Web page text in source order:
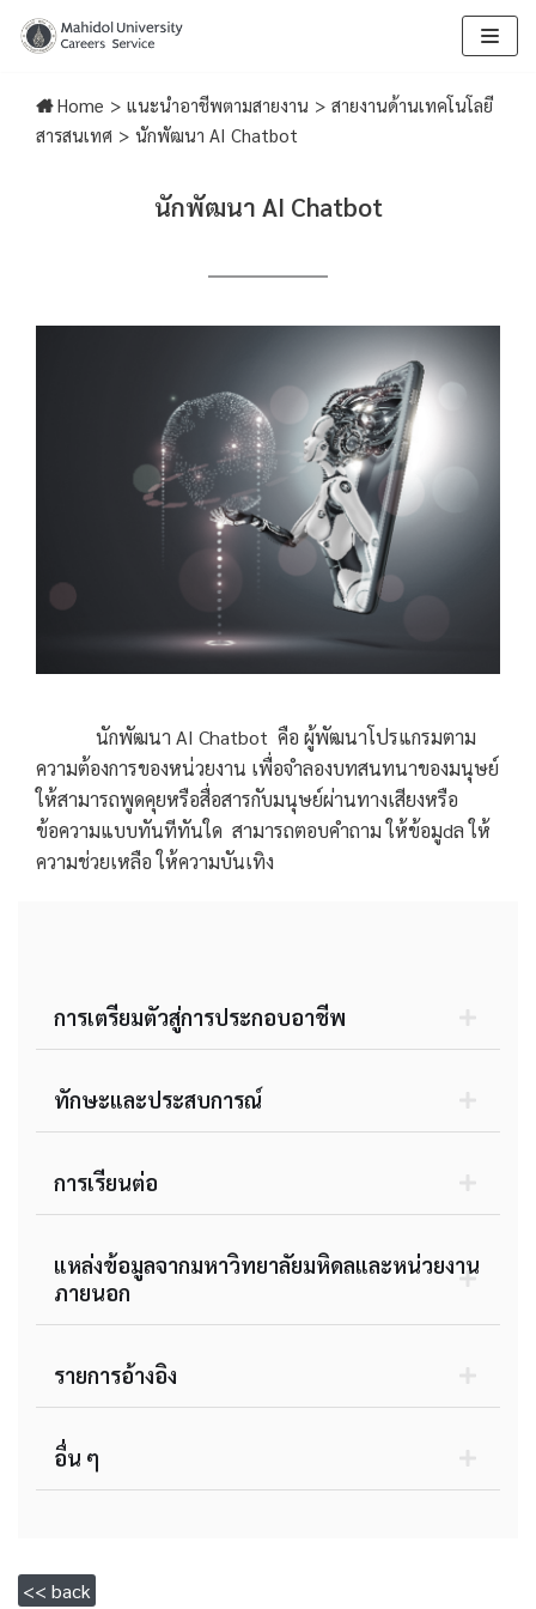
to
content
Home > แนะนำอาชีพตามสายงาน > สายงานด้านเทคโนโลยี
สารสนเทศ > นักพัฒนา AI Chatbot
นักพัฒนา AI Chatbot
นักพัฒนา AI Chatbot คือ ผู้พัฒนาโปรแกรมตาม
ความต้องการของหน่วยงาน เพื่อจำลองบทสนทนาของมนุษย์
ให้สามารถพูดคุยหรือสื่อสารกับมนุษย์ผ่านทางเสียงหรือ
ข้อความแบบทันทีทันใด สามารถตอบคำถาม ให้ข้อมูdล ให้
ความช่วยเหลือ ให้ความบันเทิง
การเตรียมตัวสู่การประกอบอาชีพ
ทักษะและประสบการณ์
การเรียนต่อ
แหล่งข้อมูลจากมหาวิทยาลัยมหิดลและหน่วยงาน
ภายนอก
รายการอ้างอิง
อื่น ๆ
<< back